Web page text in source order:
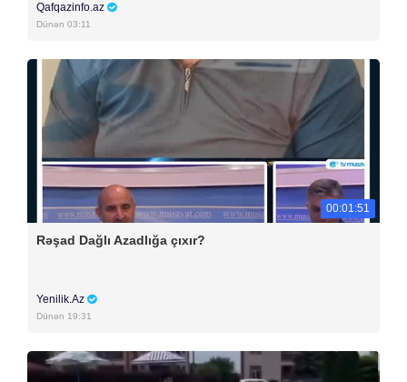
Qafqazinfo.az
Dünən 03:11
00:01:51
Rəşad Dağlı Azadlığa çıxır?
Yenilik.Az
Dünən 19:31